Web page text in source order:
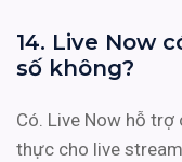
14. Live Now
số không?
Có. Live Now hỗ
thực cho live